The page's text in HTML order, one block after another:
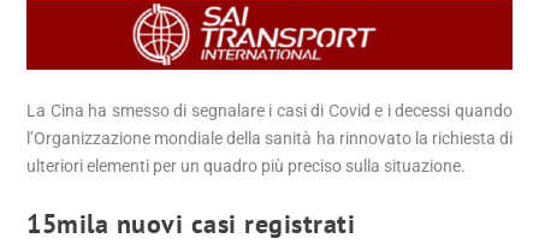
La Cina ha smesso di segnalare i casi di Covid e i decessi quando
l’Organizzazione mondiale della sanità ha rinnovato la richiesta di
ulteriori elementi per un quadro più preciso sulla situazione.
15mila nuovi casi registrati